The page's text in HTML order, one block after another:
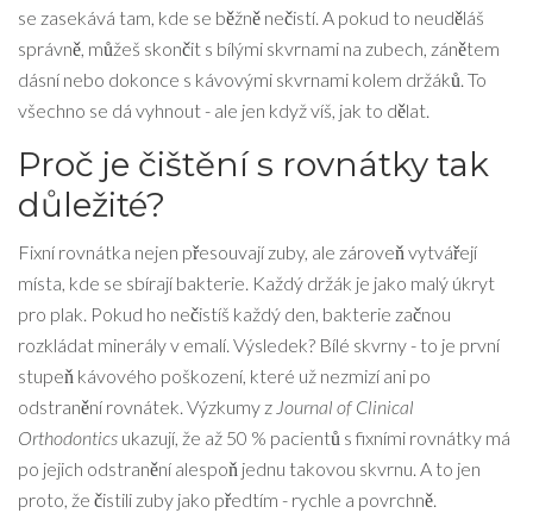
se zasekává tam, kde se běžně nečistí. A pokud to neuděláš
správně, můžeš skončit s bílými skvrnami na zubech, zánětem
dásní nebo dokonce s kávovými skvrnami kolem držáků. To
všechno se dá vyhnout - ale jen když víš, jak to dělat.
Proč je čištění s rovnátky tak
důležité?
Fixní rovnátka nejen přesouvají zuby, ale zároveň vytvářejí
místa, kde se sbírají bakterie. Každý držák je jako malý úkryt
pro plak. Pokud ho nečistíš každý den, bakterie začnou
rozkládat minerály v emalí. Výsledek? Bílé skvrny - to je první
stupeň kávového poškození, které už nezmizí ani po
odstranění rovnátek. Výzkumy z Journal of Clinical
Orthodontics ukazují, že až 50 % pacientů s fixními rovnátky má
po jejich odstranění alespoň jednu takovou skvrnu. A to jen
proto, že čistili zuby jako předtím - rychle a povrchně.